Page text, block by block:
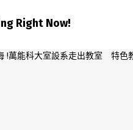
Right Now!